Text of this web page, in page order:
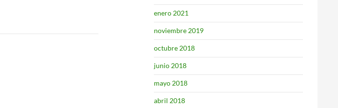
enero 2021
noviembre 2019
octubre 2018
junio 2018
mayo 2018
abril 2018